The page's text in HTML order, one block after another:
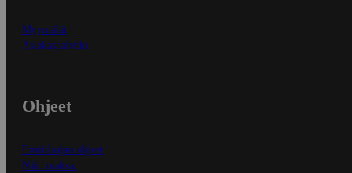
Myymälät
Asiakaspalvelu
Ohjeet
Ensitilaajan ohjeet
Näin maksat